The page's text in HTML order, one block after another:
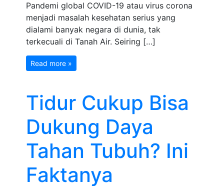
Pandemi global COVID-19 atau virus corona
menjadi masalah kesehatan serius yang
dialami banyak negara di dunia, tak
terkecuali di Tanah Air. Seiring […]
Read more »
Tidur Cukup Bisa
Dukung Daya
Tahan Tubuh? Ini
Faktanya